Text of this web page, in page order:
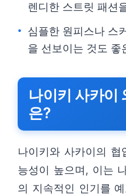
렌디한 스트릿 패션
심플한 원피스나 스
을 선보이는 것도 좋
나이키 사카이
은?
나이키와 사카이의
능성이 높으며, 이는
의 지속적인 인기를